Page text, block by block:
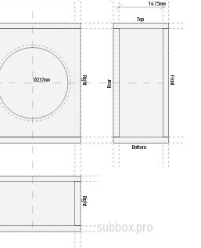
Ø237мм
147.5мм
Top
Bottom
Right Rear Front
Right
subbox.pro